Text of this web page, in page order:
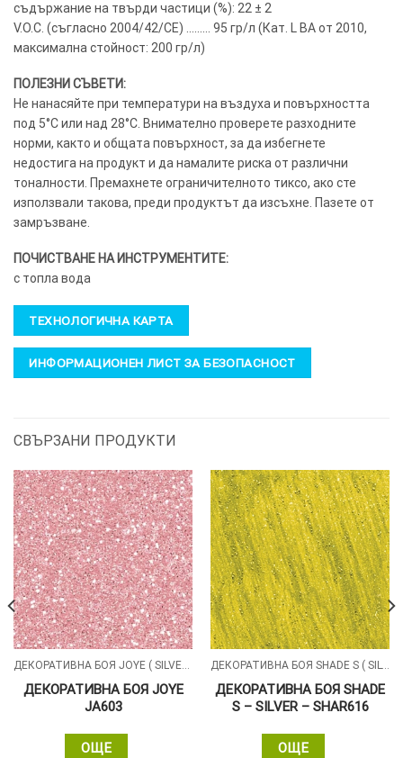
съдържание на твърди частици (%): 22 ± 2
V.O.C. (съгласно 2004/42/CE) ……… 95 гр/л (Кат. L BA от 2010,
максимална стойност: 200 гр/л)
ПОЛЕЗНИ СЪВЕТИ:
Не нанасяйте при температури на въздуха и повърхността
под 5°C или над 28°C. Внимателно проверете разходните
норми, както и общата повърхност, за да избегнете
недостига на продукт и да намалите риска от различни
тоналности. Премахнете ограничителното тиксо, ако сте
използвали такова, преди продуктът да изсъхне. Пазете от
замръзване.
ПОЧИСТВАНЕ НА ИНСТРУМЕНТИТЕ:
с топла вода
ТЕХНОЛОГИЧНА КАРТА
ИНФОРМАЦИОНЕН ЛИСТ ЗА БЕЗОПАСНОСТ
СВЪРЗАНИ ПРОДУКТИ
ДЕКОРАТИВНА БОЯ JOYE ( SILVER , GOLD )
ДЕКОРАТИВНА БОЯ JOYE
JA603
ОЩЕ
ДЕКОРАТИВНА БОЯ SHADE S ( SILVER , GOLD , ALUMIN ) СЪС ПЕРЛЕН ПЯСЪЧЕН ЕФЕКТ
ДЕКОРАТИВНА БОЯ SHADE
S – SILVER – SHAR616
ОЩЕ